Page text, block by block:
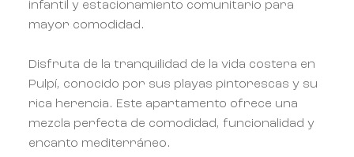
infantil y estacionamiento comunitario para
mayor comodidad.
Disfruta de la tranquilidad de la vida costera en
Pulpí, conocido por sus playas pintorescas y su
rica herencia. Este apartamento ofrece una
mezcla perfecta de comodidad, funcionalidad y
encanto mediterráneo.